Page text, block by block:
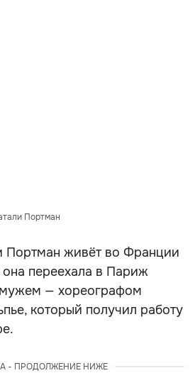
Портман
Портман живёт во Франции
она переехала в Париж
— хореографом
который получил работу
- ПРОДОЛЖЕНИЕ НИЖЕ